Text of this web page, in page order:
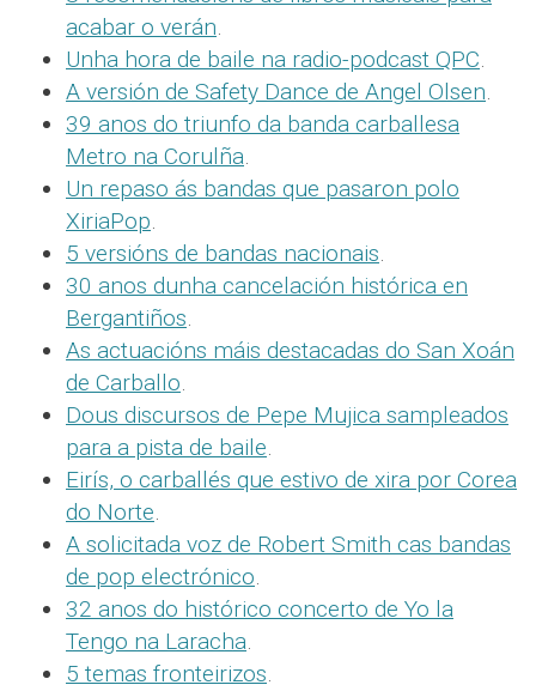
acabar o verán.
Unha hora de baile na radio-podcast QPC.
A versión de Safety Dance de Angel Olsen.
39 anos do triunfo da banda carballesa
Metro na Corulña.
Un repaso ás bandas que pasaron polo
XiriaPop.
5 versións de bandas nacionais.
30 anos dunha cancelación histórica en
Bergantiños.
As actuacións máis destacadas do San Xoán
de Carballo.
Dous discursos de Pepe Mujica sampleados
para a pista de baile.
Eirís, o carballés que estivo de xira por Corea
do Norte.
A solicitada voz de Robert Smith cas bandas
de pop electrónico.
32 anos do histórico concerto de Yo la
Tengo na Laracha.
5 temas fronteirizos.